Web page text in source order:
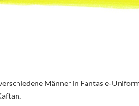
Männer in Fantasie-